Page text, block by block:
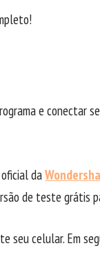
e conectar
oficial da
de teste grátis
seu celular. Em